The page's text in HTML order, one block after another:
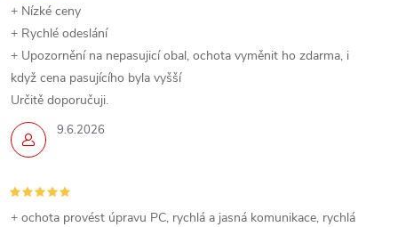
9.6.2026
+ Nízké ceny
+ Rychlé odeslání
+ Upozornění na nepasujicí obal, ochota vyměnit ho zdarma, i
když cena pasujícího byla vyšší
Určitě doporučuji.
+ ochota provést úpravu PC, rychlá a jasná komunikace, rychlá